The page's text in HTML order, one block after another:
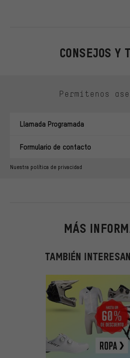
CONSEJOS Y
Permítenos
Llamada Programada
Formulario de contacto
Nuestra política de privacidad
MÁS
TAMBIÉN